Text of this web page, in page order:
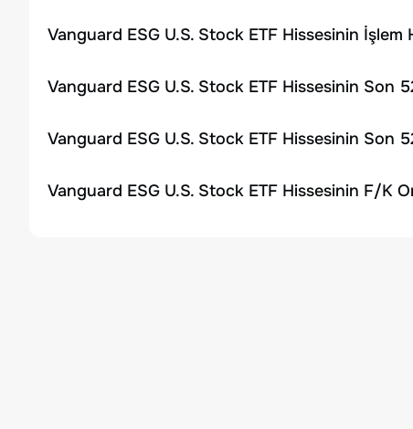
Vanguard ESG U.S. Stock ETF Hissesinin İşlem
Vanguard ESG U.S. Stock ETF Hissesinin Son
Vanguard ESG U.S. Stock ETF Hissesinin Son
Vanguard ESG U.S. Stock ETF Hissesinin F/K